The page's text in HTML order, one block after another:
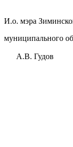
И.о. мэра
А.В. Гудов